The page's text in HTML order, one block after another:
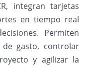
integran tarjetas
en tiempo real
Permiten
gasto, controlar
y agilizar la